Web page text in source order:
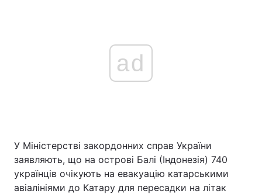
Головна Війна
ad
У Міністерстві закордонних справ України
заявляють, що на острові Балі (Індонезія) 740
українців очікують на евакуацію катарськими
авіалініями до Катару для пересадки на літак